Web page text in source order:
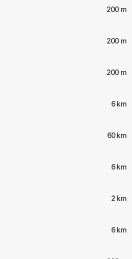
200 m
200 m
200 m
6 km
60 km
6 km
2 km
6 km